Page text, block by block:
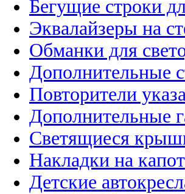
Бегущие строки
Эквалайзеры на
Обманки для
Дополнительные
Повторители
Дополнительные
Светящиеся
Накладки на капот
Детские